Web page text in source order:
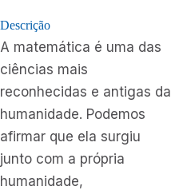
Descrição
A matemática é uma das
ciências mais
reconhecidas e antigas da
humanidade. Podemos
afirmar que ela surgiu
junto com a própria
humanidade,